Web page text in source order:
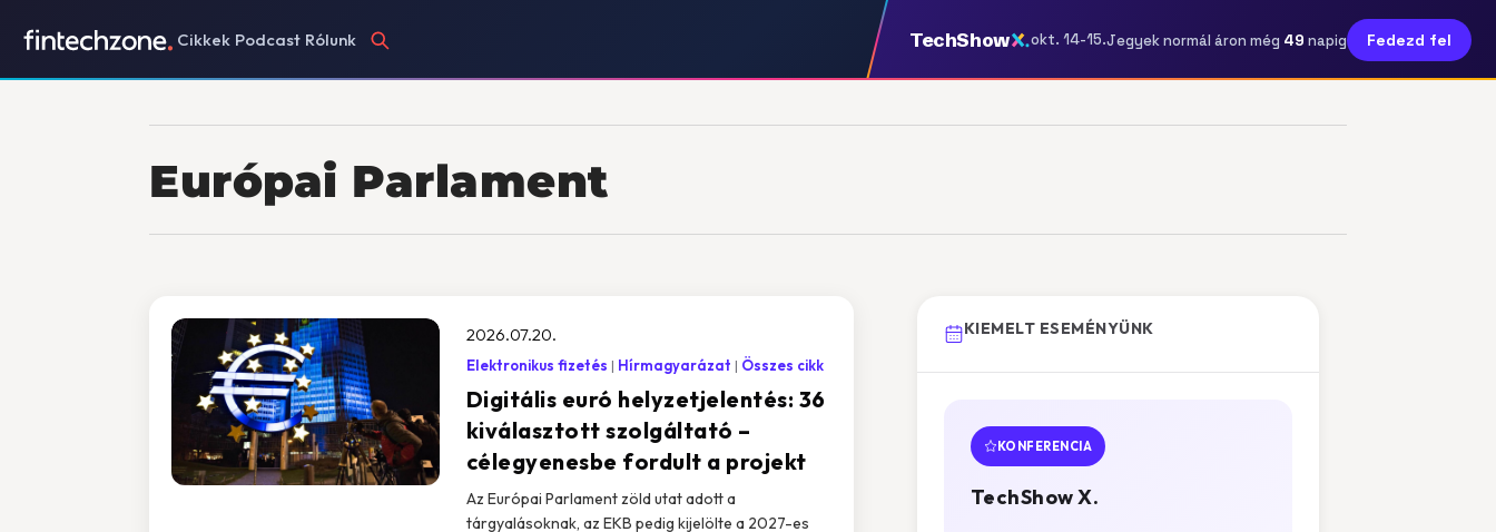
Cikkek Podcast Rólunk TechShow okt. 14-15.Jegyek normál áron még 49 napig Fedezd fel
Európai Parlament
Digitális euró helyzetjelentés: 36
kiválasztott szolgáltató –
célegyenesbe fordult a projekt
2026.07.20.
Elektronikus fizetés Hírmagyarázat Összes cikk
Az Európai Parlament zöld utat adott a
tárgyalásoknak, az EKB pedig kijelölte a 2027-es
KIEMELT ESEMÉNYÜNK
KONFERENCIA
TechShow X.